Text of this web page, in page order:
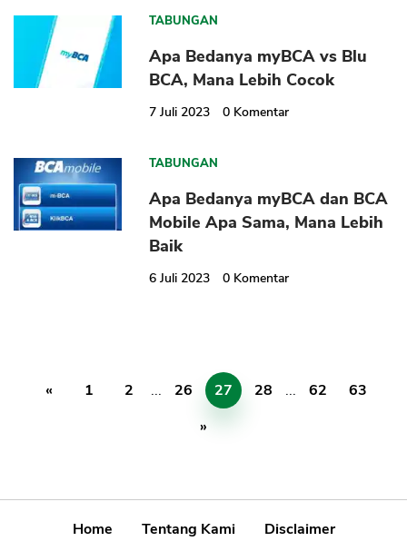
TABUNGAN
Apa Bedanya myBCA vs Blu
BCA, Mana Lebih Cocok
7 Juli 2023 0 Komentar
TABUNGAN
Apa Bedanya myBCA dan BCA
Mobile Apa Sama, Mana Lebih
Baik
6 Juli 2023 0 Komentar
« 1 2 ... 26 27 28 ... 62
63
»
Home Tentang Kami Disclaimer